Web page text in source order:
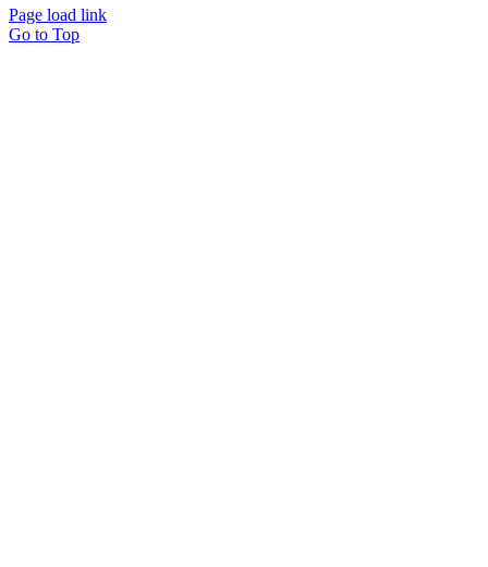
Page load link
Go to Top